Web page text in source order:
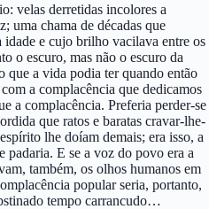
velas derretidas incolores a
uma chama de décadas que
idade e cujo brilho vacilava entre os
o escuro, mas não o escuro da
que a vida podia ter quando então
a complacência que dedicamos
a complacência. Preferia perder-se
que ratos e baratas cravar-lhe-
lhe doíam demais; era isso, a
padaria. E se a voz do povo era a
também, os olhos humanos em
popular seria, portanto,
tempo carrancudo…